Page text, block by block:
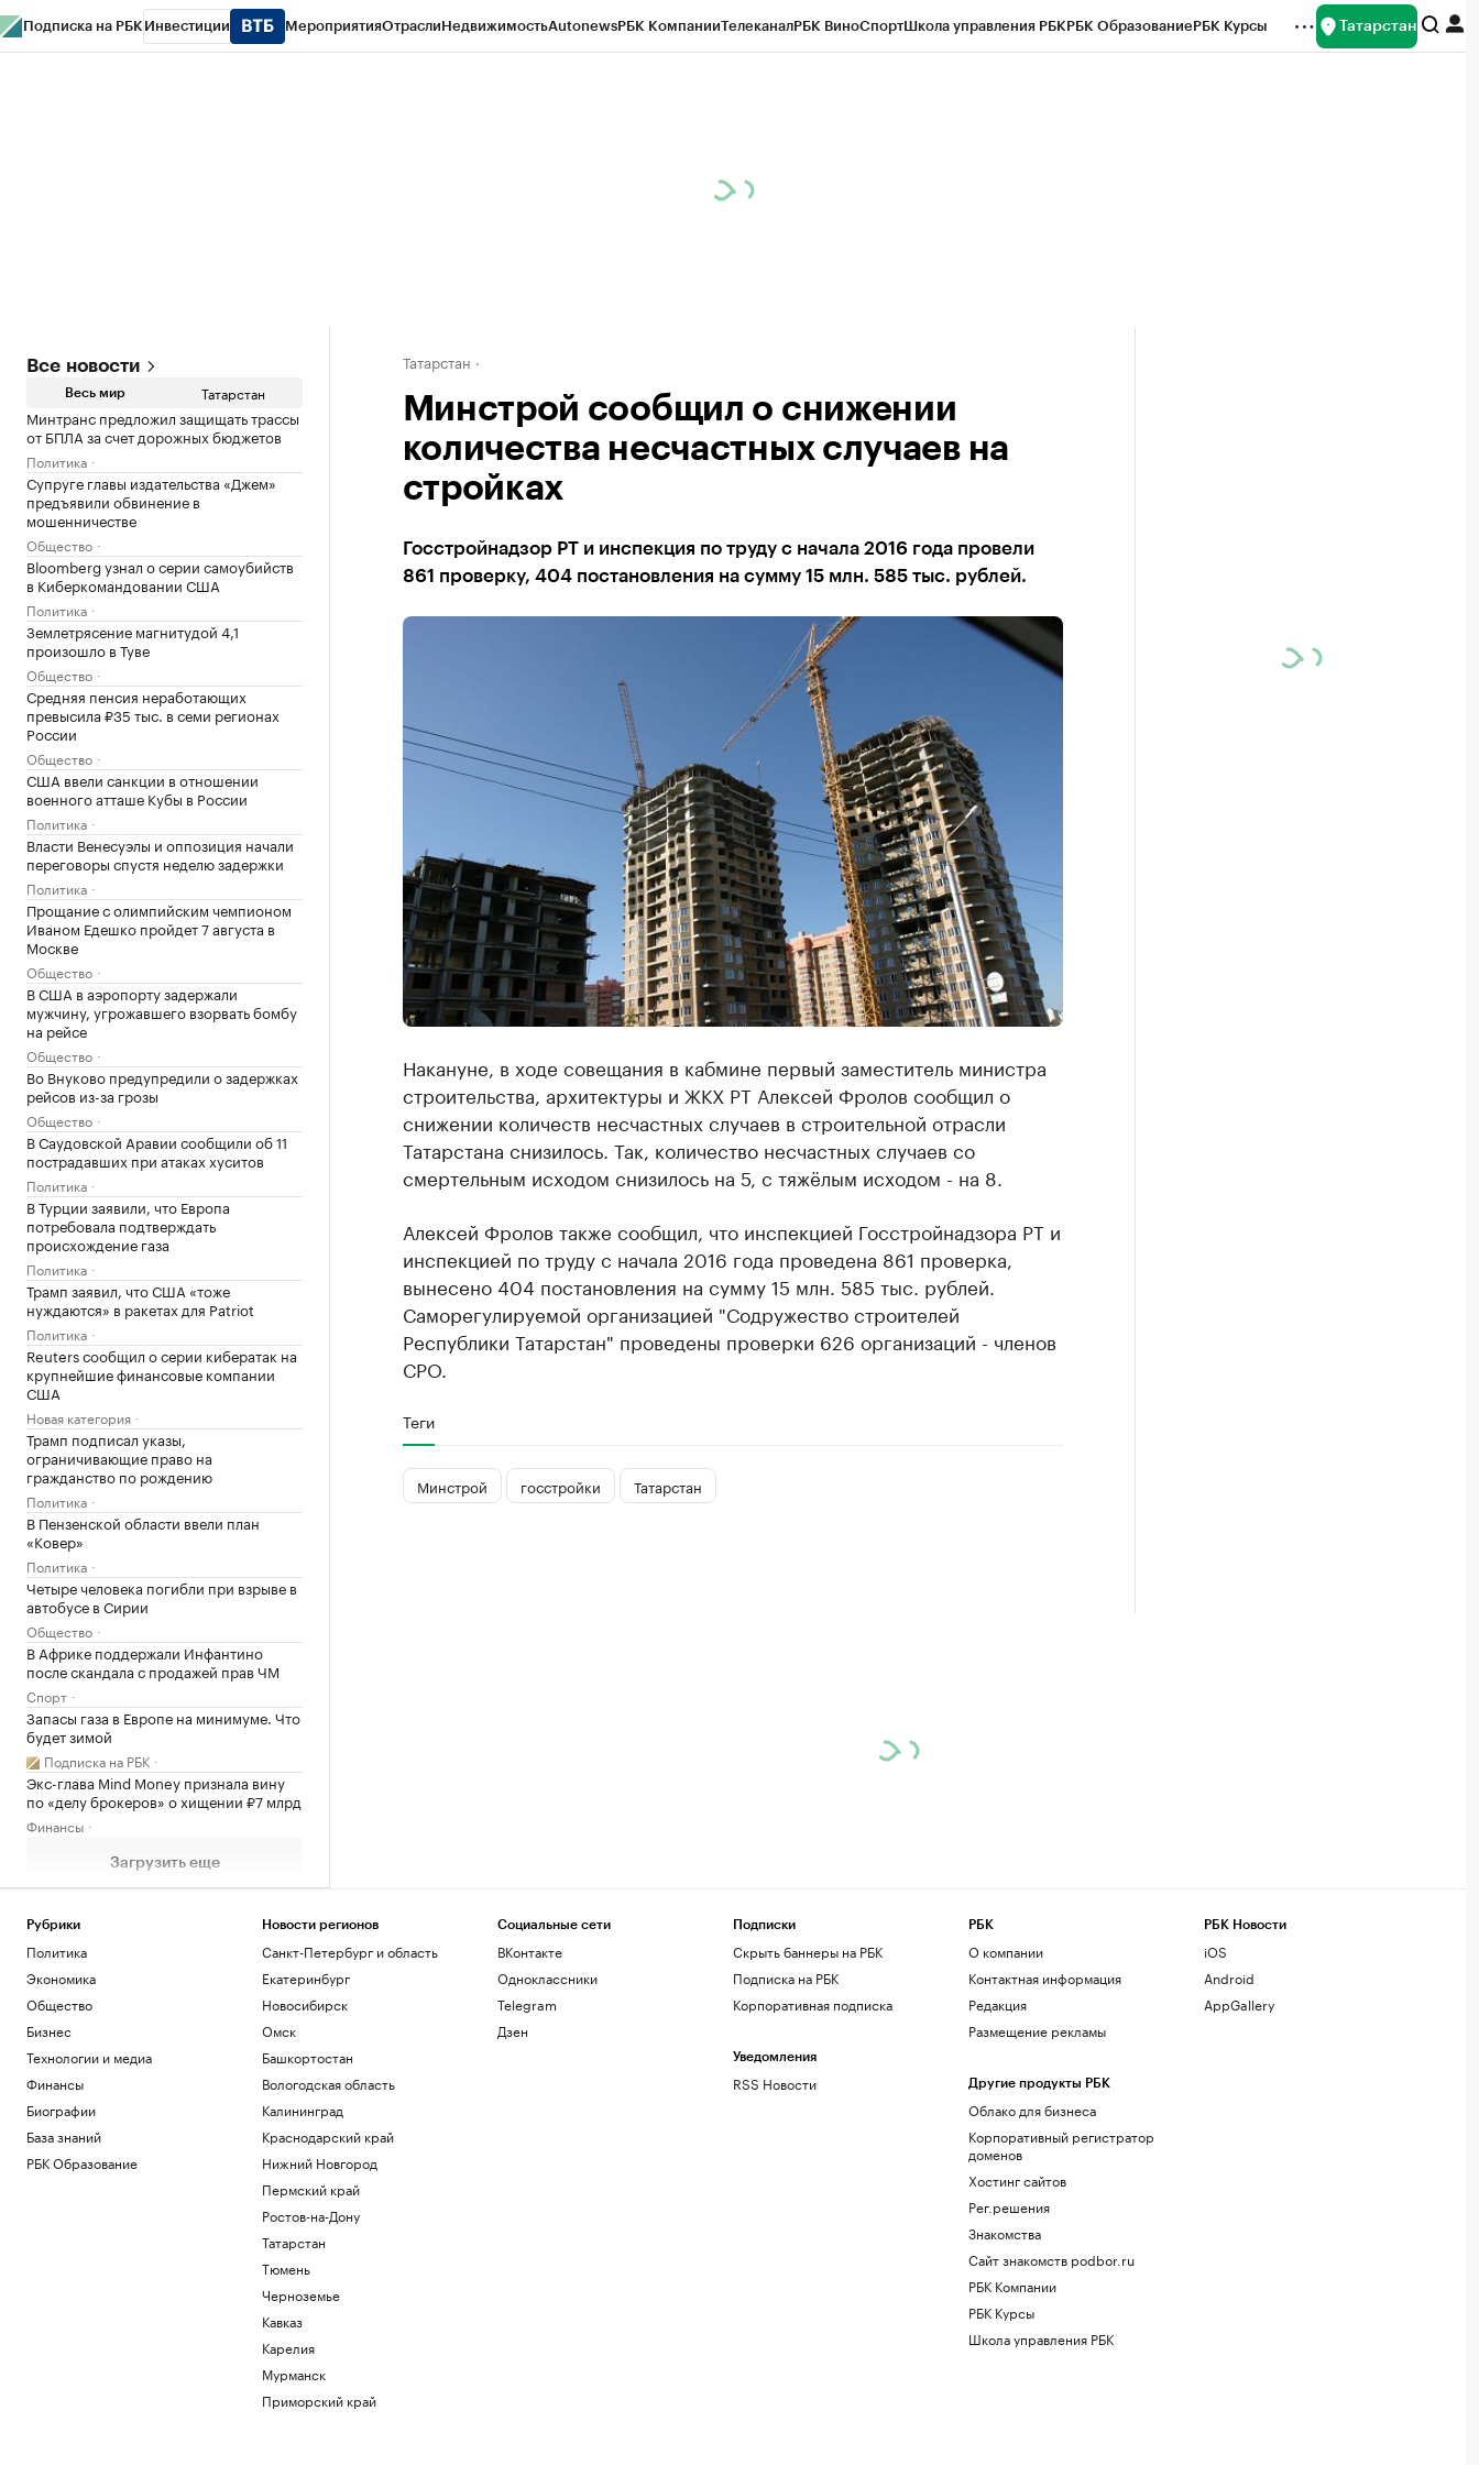
Подписка на РБК Инвестиции МероприятияОтраслиНедвижимостьAutonewsРБК КомпанииТелеканалРБК ВиноСпортШкола управления РБКРБК ОбразованиеРБК Курсы Татарстан
Все новости
Весь мир Татарстан
Минтранс предложил защищать трассы
от БПЛА за счет дорожных бюджетов
Политика
Супруге главы издательства «Джем»
предъявили обвинение в
мошенничестве
Общество
Bloomberg узнал о серии самоубийств
в Киберкомандовании США
Политика
Землетрясение магнитудой 4,1
произошло в Туве
Общество
Средняя пенсия неработающих
превысила ₽35 тыс. в семи регионах
России
Общество
США ввели санкции в отношении
военного атташе Кубы в России
Политика
Власти Венесуэлы и оппозиция начали
переговоры спустя неделю задержки
Политика
Прощание с олимпийским чемпионом
Иваном Едешко пройдет 7 августа в
Москве
Общество
В США в аэропорту задержали
мужчину, угрожавшего взорвать бомбу
на рейсе
Общество
Во Внуково предупредили о задержках
рейсов из-за грозы
Общество
В Саудовской Аравии сообщили об 11
пострадавших при атаках хуситов
Политика
В Турции заявили, что Европа
потребовала подтверждать
происхождение газа
Политика
Трамп заявил, что США «тоже
нуждаются» в ракетах для Patriot
Политика
Reuters сообщил о серии кибератак на
крупнейшие финансовые компании
США
Новая категория
Трамп подписал указы,
ограничивающие право на
гражданство по рождению
Политика
В Пензенской области ввели план
«Ковер»
Политика
Четыре человека погибли при взрыве в
автобусе в Сирии
Общество
В Африке поддержали Инфантино
после скандала с продажей прав ЧМ
Спорт
Запасы газа в Европе на минимуме. Что
будет зимой
Подписка на РБК
Экс-глава Mind Money признала вину
по «делу брокеров» о хищении ₽7 млрд
Финансы
Загрузить еще
Татарстан
Минстрой сообщил о снижении
количества несчастных случаев на
стройках
Госстройнадзор РТ и инспекция по труду с начала 2016 года провели
861 проверку, 404 постановления на сумму 15 млн. 585 тыс. рублей.
Накануне, в ходе совещания в кабмине первый заместитель министра
строительства, архитектуры и ЖКХ РТ Алексей Фролов сообщил о
снижении количеств несчастных случаев в строительной отрасли
Татарстана снизилось. Так, количество несчастных случаев со
смертельным исходом снизилось на 5, с тяжёлым исходом - на 8.
Алексей Фролов также сообщил, что инспекцией Госстройнадзора РТ и
инспекцией по труду с начала 2016 года проведена 861 проверка,
вынесено 404 постановления на сумму 15 млн. 585 тыс. рублей.
Саморегулируемой организацией "Содружество строителей
Республики Татарстан" проведены проверки 626 организаций - членов
СРО.
Теги
Минстрой госстройки Татарстан
Рубрики
Политика
Экономика
Общество
Бизнес
Технологии и медиа
Финансы
Биографии
База знаний
РБК Образование
Новости регионов
Санкт-Петербург и область
Екатеринбург
Новосибирск
Омск
Башкортостан
Вологодская область
Калининград
Краснодарский край
Нижний Новгород
Пермский край
Ростов-на-Дону
Татарстан
Тюмень
Черноземье
Кавказ
Карелия
Мурманск
Приморский край
Социальные сети
ВКонтакте
Одноклассники
Telegram
Дзен
Подписки
Скрыть баннеры на РБК
Подписка на РБК
Корпоративная подписка
Уведомления
RSS Новости
РБК
О компании
Контактная информация
Редакция
Размещение рекламы
Другие продукты РБК
Облако для бизнеса
Корпоративный регистратор
доменов
Хостинг сайтов
Рег.решения
Знакомства
Сайт знакомств podbor.ru
РБК Компании
РБК Курсы
Школа управления РБК
РБК Новости
iOS
Android
AppGallery